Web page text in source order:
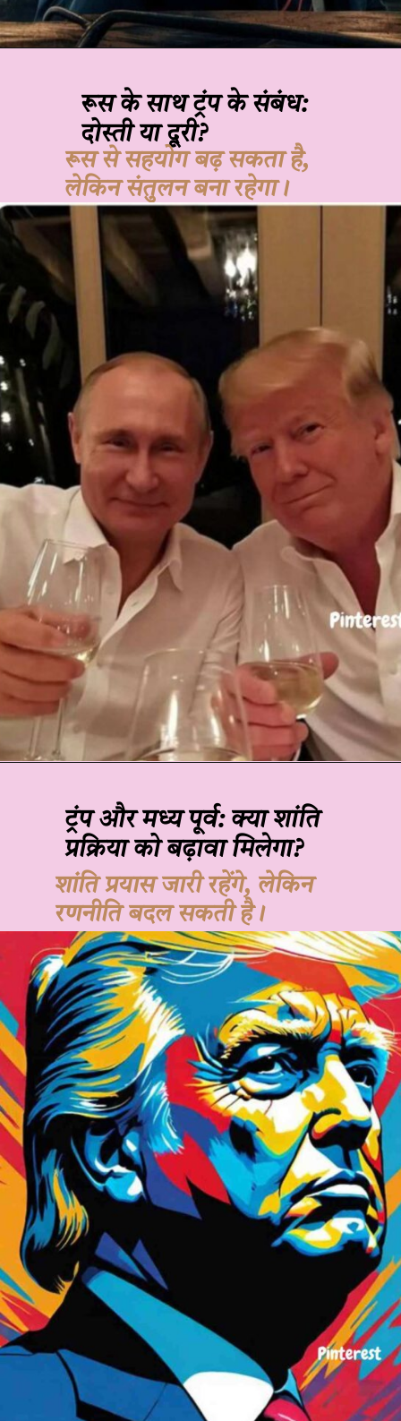
JOHN DOE
रूस के साथ ट्रंप के संबंध:
दोस्ती या दूरी?
रूस से सहयोग बढ़ सकता है,
लेकिन संतुलन बना रहेगा।
JOHN DOE
ट्रंप और मध्य पूर्व: क्या शांति
प्रक्रिया को बढ़ावा मिलेगा?
शांति प्रयास जारी रहेंगे, लेकिन
रणनीति बदल सकती है।